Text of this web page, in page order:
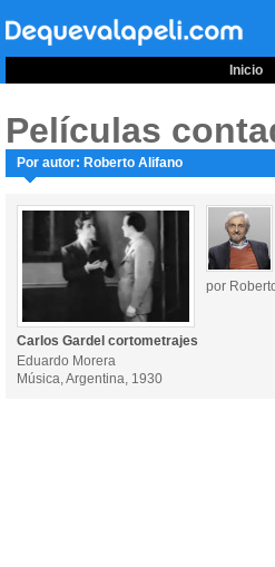
Inicio
Películas
Por autor: Roberto Alifano
por
Carlos Gardel cortometrajes
Eduardo Morera
Música, Argentina, 1930